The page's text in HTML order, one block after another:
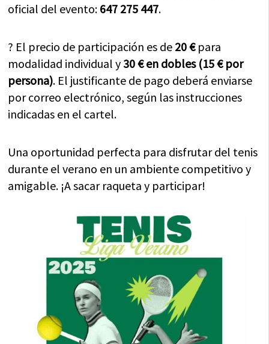
oficial del evento: 647 275 447.
? El precio de participación es de 20 €para
modalidad individual y 30 € en dobles (15 € por
persona). El justificante de pago deberá enviarse
por correo electrónico, según las instrucciones
indicadas en el cartel.
Una oportunidad perfecta para disfrutar del tenis
durante el verano en un ambiente competitivo y
amigable. ¡A sacar raqueta y participar!